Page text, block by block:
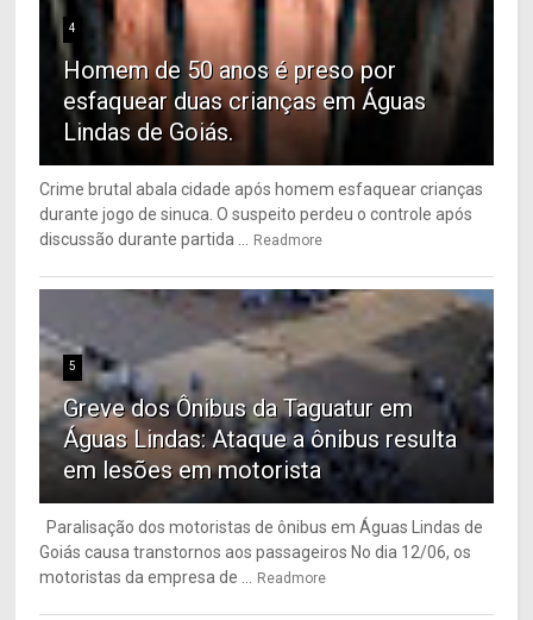
4
Homem de 50 anos é preso por
esfaquear duas crianças em Águas
Lindas de Goiás.
Crime brutal abala cidade após homem esfaquear crianças
durante jogo de sinuca. O suspeito perdeu o controle após
discussão durante partida ...
Readmore
5
Greve dos Ônibus da Taguatur em
Águas Lindas: Ataque a ônibus resulta
em lesões em motorista
Paralisação dos motoristas de ônibus em Águas Lindas de
Goiás causa transtornos aos passageiros No dia 12/06, os
motoristas da empresa de ...
Readmore